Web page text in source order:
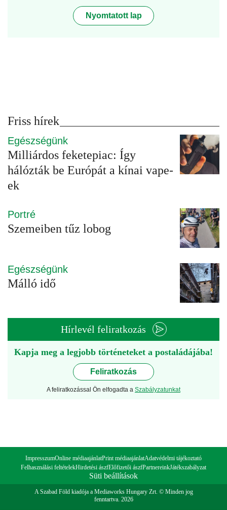
Nyomtatott lap
Friss hírek
Egészségünk
Milliárdos feketepiac: Így
hálózták be Európát a kínai vape-
ek
Portré
Szemeiben tűz lobog
Egészségünk
Málló idő
Hírlevél feliratkozás
Kapja meg a legjobb történeteket a postaládájába!
Feliratkozás
A feliratkozással Ön elfogadta a Szabályzatunkat
ImpresszumOnline médiaajánlatPrint médiaajánlatAdatvédelmi tájékoztató
Felhasználási feltételekHirdetési ászfElőfizetői ászfPartnereinkJátékszabályzat
Süti beállítások
A Szabad Föld kiadója a Mediaworks Hungary Zrt. © Minden jog
fenntartva. 2026